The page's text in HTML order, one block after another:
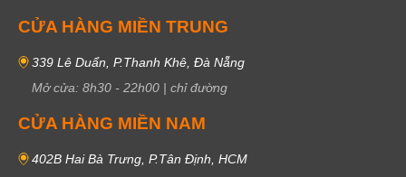
CỬA HÀNG MIỀN TRUNG
339 Lê Duẩn, P.Thanh Khê, Đà Nẵng
Mở cửa: 8h30 - 22h00 | chỉ đường
CỬA HÀNG MIỀN NAM
402B Hai Bà Trưng, P.Tân Định, HCM